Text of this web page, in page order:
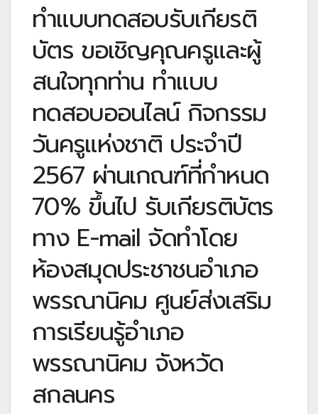
ทำแบบทดสอบรับเกียรติ
บัตร ขอเชิญคุณครูและผู้
สนใจทุกท่าน ทำแบบ
ทดสอบออนไลน์ กิจกรรม
วันครูแห่งชาติ ประจำปี
2567 ผ่านเกณฑ์ที่กำหนด
70% ขึ้นไป รับเกียรติบัตร
ทาง E-mail จัดทำโดย
ห้องสมุดประชาชนอำเภอ
พรรณานิคม ศูนย์ส่งเสริม
การเรียนรู้อำเภอ
พรรณานิคม จังหวัด
สกลนคร